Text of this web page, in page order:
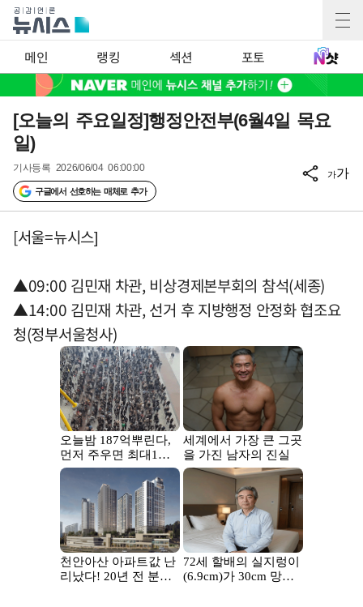
메인 랭킹 섹션 포토
[오늘의 주요일정]행정안전부(6월4일 목요
일)
기사등록 2026/06/04 06:00:00
구글에서 선호하는 매체로 추가
가가
[서울=뉴시스]
▲09:00 김민재 차관, 비상경제본부회의 참석(세종)
▲14:00 김민재 차관, 선거 후 지방행정 안정화 협조요
청(정부서울청사)